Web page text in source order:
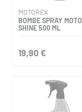
MOTOREX
BOMBE SPRAY MOTO
SHINE 500 ML
19,90 €